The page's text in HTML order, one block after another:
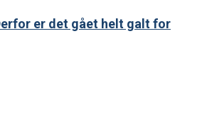
er det gået helt galt for